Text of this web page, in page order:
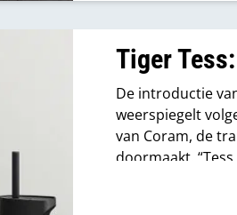
Tiger
De introductie
weerspiegelt
van Coram, de
doormaakt.